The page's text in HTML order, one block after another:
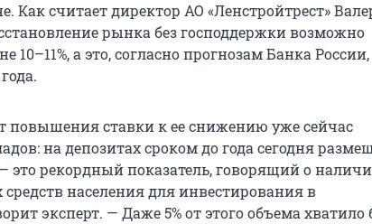
Как считает директор АО «Ленстройтрест»
рынка без господдержки возможно
10–11%, а это, согласно прогнозам Банка России,
повышения ставки к ее снижению уже сейчас
на депозитах сроком до года сегодня
это рекордный показатель, говорящий о
населения для инвестирования в
эксперт. — Даже 5% от этого объема хватило